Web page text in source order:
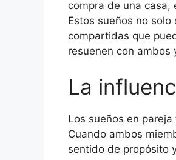
compra de una casa,
Estos sueños no
compartidas que
resuenen con ambos
La
Los sueños en
Cuando ambos
sentido de propósito